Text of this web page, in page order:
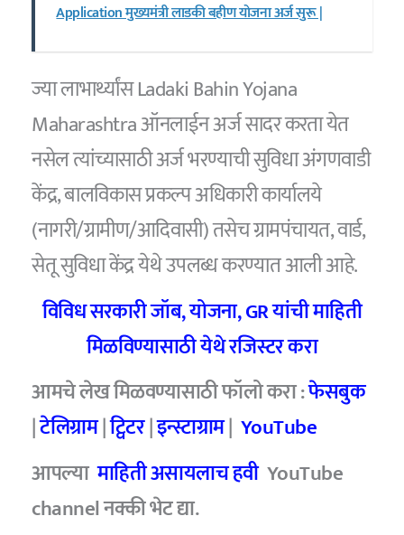
Application मुख्यमंत्री लाडकी बहीण योजना अर्ज सुरू |
ज्या लाभार्थ्यांस Ladaki Bahin Yojana
Maharashtra ऑनलाईन अर्ज सादर करता येत
नसेल त्यांच्यासाठी अर्ज भरण्याची सुविधा अंगणवाडी
केंद्र, बालविकास प्रकल्प अधिकारी कार्यालये
(नागरी/ग्रामीण/आदिवासी) तसेच ग्रामपंचायत, वार्ड,
सेतू सुविधा केंद्र येथे उपलब्ध करण्यात आली आहे.
विविध सरकारी जॉब,योजना, GRयांची माहिती
मिळविण्यासाठी येथे रजिस्टर करा
आमचे लेख मिळवण्यासाठी फॉलो करा :फेसबुक
|टेलिग्राम|ट्विटर|इन्स्टाग्राम| YouTube
आपल्यामाहिती असायलाच हवीYouTube
channel नक्की भेट द्या.